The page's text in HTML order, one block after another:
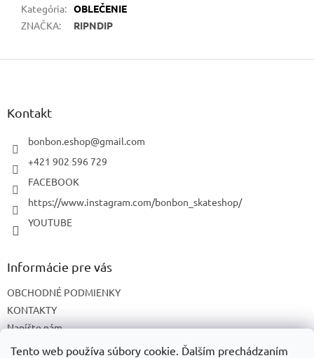
Tento web používa súbory cookie. Ďalším prechádzaním
Kategória: OBLEČENIE
ZNAČKA: RIPNDIP
Z
Kontakt
bonbon.eshop@gmail.com
+421 902 596 729
FACEBOOK
https://www.instagram.com/bonbon_skateshop/
YOUTUBE
Informácie pre vás
OBCHODNÉ PODMIENKY
KONTAKTY
Napíšte nám